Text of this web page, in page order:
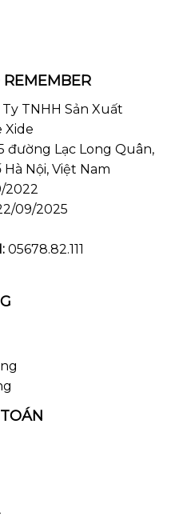
TNHH Sản Xuất
Xide
đường Lạc Long Quân,
Nội, Việt Nam
2022
09/2025
05678.82.111